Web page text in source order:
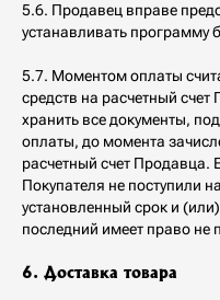
5.6. Продавец вправе
устанавливать программу
5.7. Моментом оплаты
средств на расчетный
хранить все документы,
оплаты, до момента
расчетный счет Продавца.
Покупателя не поступили
установленный срок и
последний имеет право не
6. Доставка товара